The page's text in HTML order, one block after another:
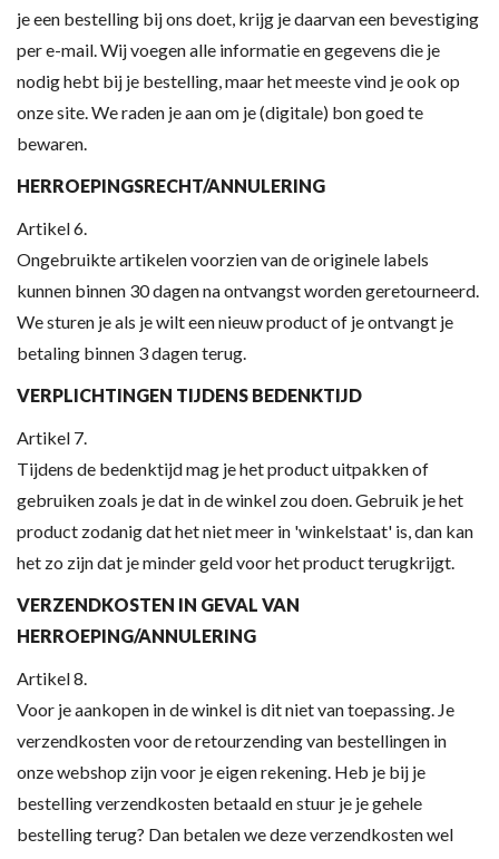
je een bestelling bij ons doet, krijg je daarvan een bevestiging
per e-mail. Wij voegen alle informatie en gegevens die je
nodig hebt bij je bestelling, maar het meeste vind je ook op
onze site. We raden je aan om je (digitale) bon goed te
bewaren.
HERROEPINGSRECHT/ANNULERING
Artikel 6.
Ongebruikte artikelen voorzien van de originele labels
kunnen binnen 30 dagen na ontvangst worden geretourneerd.
We sturen je als je wilt een nieuw product of je ontvangt je
betaling binnen 3 dagen terug.
VERPLICHTINGEN TIJDENS BEDENKTIJD
Artikel 7.
Tijdens de bedenktijd mag je het product uitpakken of
gebruiken zoals je dat in de winkel zou doen. Gebruik je het
product zodanig dat het niet meer in 'winkelstaat' is, dan kan
het zo zijn dat je minder geld voor het product terugkrijgt.
VERZENDKOSTEN IN GEVAL VAN
HERROEPING/ANNULERING
Artikel 8.
Voor je aankopen in de winkel is dit niet van toepassing. Je
verzendkosten voor de retourzending van bestellingen in
onze webshop zijn voor je eigen rekening. Heb je bij je
bestelling verzendkosten betaald en stuur je je gehele
bestelling terug? Dan betalen we deze verzendkosten wel